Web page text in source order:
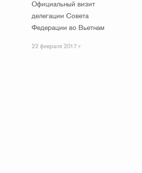
Официальный визит
делегации Совета
Федерации во Вьетнам
22 февраля 2017 г.